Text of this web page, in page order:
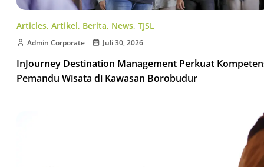
Articles, Artikel, Berita, News, TJSL
Admin Corporate Juli 30, 2026
InJourney Destination Management Perkuat
Pemandu Wisata di Kawasan Borobudur